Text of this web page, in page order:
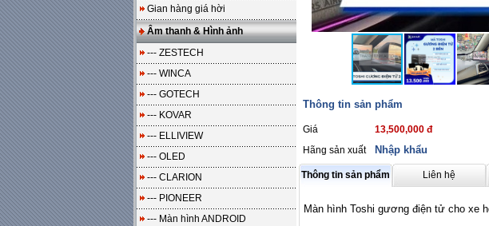
Gian hàng giá hời
Âm thanh & Hình ảnh
--- ZESTECH
--- WINCA
--- GOTECH
--- KOVAR
--- ELLIVIEW
--- OLED
--- CLARION
--- PIONEER
--- Màn hình ANDROID
Thông tin sản phẩm
Giá 13,500,000 đ
Hãng sản xuất
Nhập khẩu
Thông tin sản phẩm Liên hệ
Màn hình Toshi gương điện tử cho xe